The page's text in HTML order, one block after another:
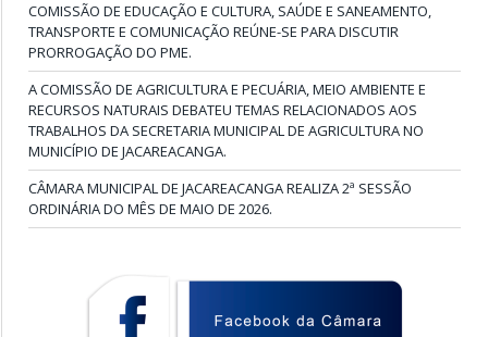
COMISSÃO DE EDUCAÇÃO E CULTURA, SAÚDE E SANEAMENTO,
TRANSPORTE E COMUNICAÇÃO REÚNE-SE PARA DISCUTIR
PRORROGAÇÃO DO PME.
A COMISSÃO DE AGRICULTURA E PECUÁRIA, MEIO AMBIENTE E
RECURSOS NATURAIS DEBATEU TEMAS RELACIONADOS AOS
TRABALHOS DA SECRETARIA MUNICIPAL DE AGRICULTURA NO
MUNICÍPIO DE JACAREACANGA.
CÂMARA MUNICIPAL DE JACAREACANGA REALIZA 2ª SESSÃO
ORDINÁRIA DO MÊS DE MAIO DE 2026.